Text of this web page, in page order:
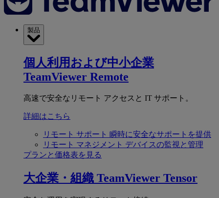
製品
個人利用および中小企業
TeamViewer Remote
高速で安全なリモート アクセスと IT サポート。
詳細はこちら
リモート サポート 瞬時に安全なサポートを提供
リモート マネジメント デバイスの監視と管理
プランと価格表を見る
大企業・組織 TeamViewer Tensor